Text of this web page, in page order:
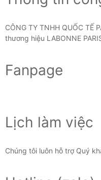
CÔNG TY TNHH QUỐC TẾ
thương hiệu LABONNE
Fanpage
Lịch làm việc
Chúng tôi luôn hỗ trợ Quý